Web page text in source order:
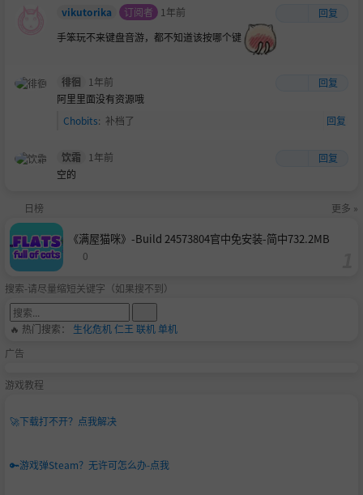
vikutorika 订阅者 1年前
回复
手笨玩不来键盘音游，都不知道该按哪个键
徘徊 1年前
回复
阿里里面没有资源哦
Chobits: 补档了 回复
饮霜 1年前
回复
空的
日榜 更多 »
《满屋猫咪》-Build 24573804官中免安装-简中732.2MB
0
搜索-请尽量缩短关键字（如果搜不到）
🔥 热门搜索： 生化危机仁王 联机单机
广告
游戏教程
🚀下载打不开？点我解决
🔑游戏弹Steam？无许可怎么办-点我